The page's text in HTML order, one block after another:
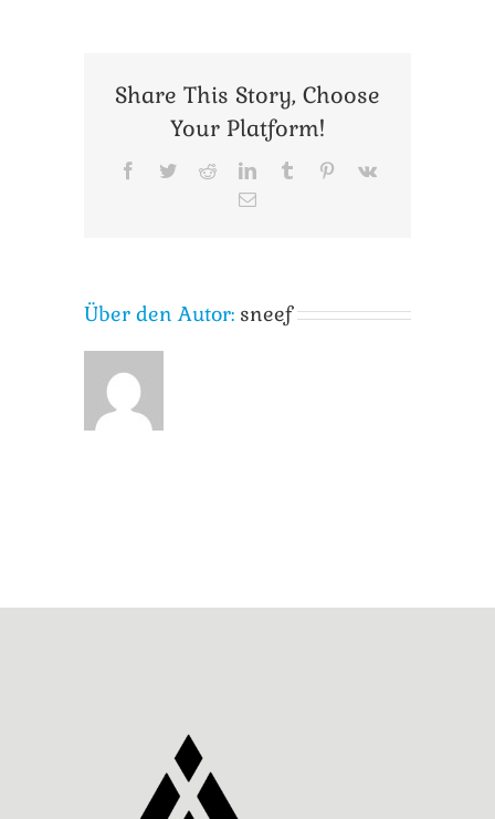
Share This Story, Choose
Your Platform!
Facebook
TwitterRedditLinkedInTumblr Pinterest
Vk
E-
Über den Autor: sneef